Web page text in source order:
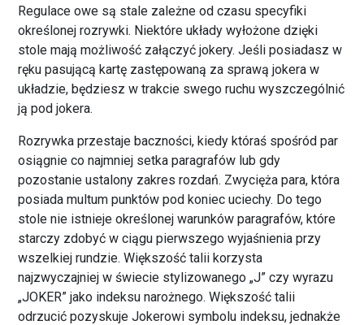
Regulace owe są stale zależne od czasu specyfiki
określonej rozrywki. Niektóre układy wyłożone dzięki
stole mają możliwość załączyć jokery. Jeśli posiadasz w
ręku pasującą kartę zastępowaną za sprawą jokera w
układzie, będziesz w trakcie swego ruchu wyszczególnić
ją pod jokera.
Rozrywka przestaje baczności, kiedy któraś spośród par
osiągnie co najmniej setka paragrafów lub gdy
pozostanie ustalony zakres rozdań. Zwycięża para, która
posiada multum punktów pod koniec uciechy. Do tego
stole nie istnieje określonej warunków paragrafów, które
starczy zdobyć w ciągu pierwszego wyjaśnienia przy
wszelkiej rundzie. Większość talii korzysta
najzwyczajniej w świecie stylizowanego „J” czy wyrazu
„JOKER” jako indeksu narożnego. Większość talii
odrzucić pozyskuje Jokerowi symbolu indeksu, jednakże